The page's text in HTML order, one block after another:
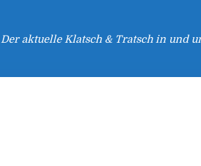
Der aktuelle Klatsch & Tratsch in und